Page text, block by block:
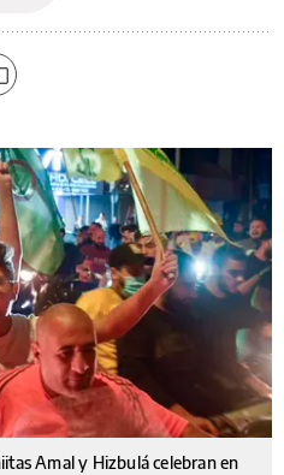
Amal y Hizbulá celebran en